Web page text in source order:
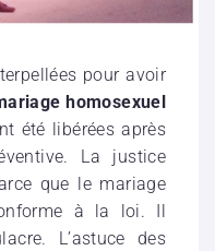
pour avoir
homosexuel
été libérées après
La justice
que le mariage
à la loi. Il
L’astuce des